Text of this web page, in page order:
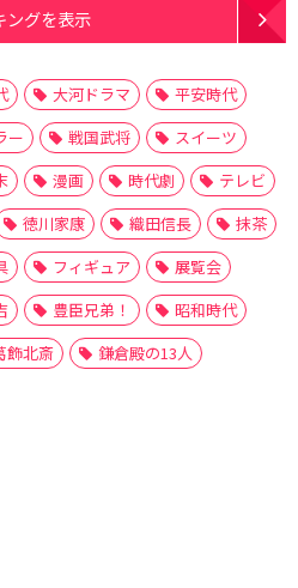
ングを表示
大河ドラマ
平安時代
ー 戦国武将
スイーツ
漫画 時代劇
テレビ
徳川家康 織田信長
抹茶
フィギュア
展覧会
豊臣兄弟！
昭和時代
飾北斎 鎌倉殿の13人